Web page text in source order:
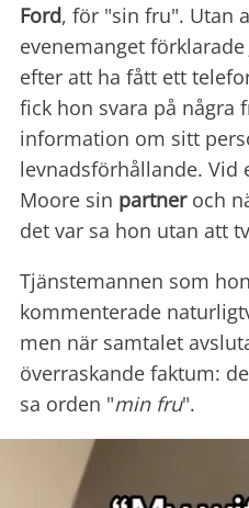
Ford, för "sin fru". Utan
evenemanget
efter att ha fått ett
fick hon svara på några
information om sitt
levnadsförhållande.
Moore sin partner och
det var sa hon utan att
Tjänstemannen som
kommenterade
men när samtalet
överraskande faktum:
sa orden "min fru".